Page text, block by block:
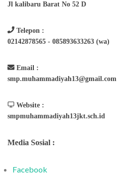
Jl kalibaru Barat No 52 D
Telepon :
02142878565 - 085893633263 (wa)
Email :
smp.muhammadiyah13@gmail.com
Website :
smpmuhammadiyah13jkt.sch.id
Media Sosial :
Facebook